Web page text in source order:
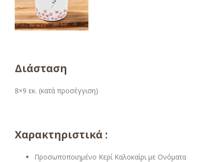
Διάσταση
8×9 εκ. (κατά προσέγγιση)
Χαρακτηριστικά :
Προσωποποιημένο Κερί Καλοκαίρι με Ονόματα